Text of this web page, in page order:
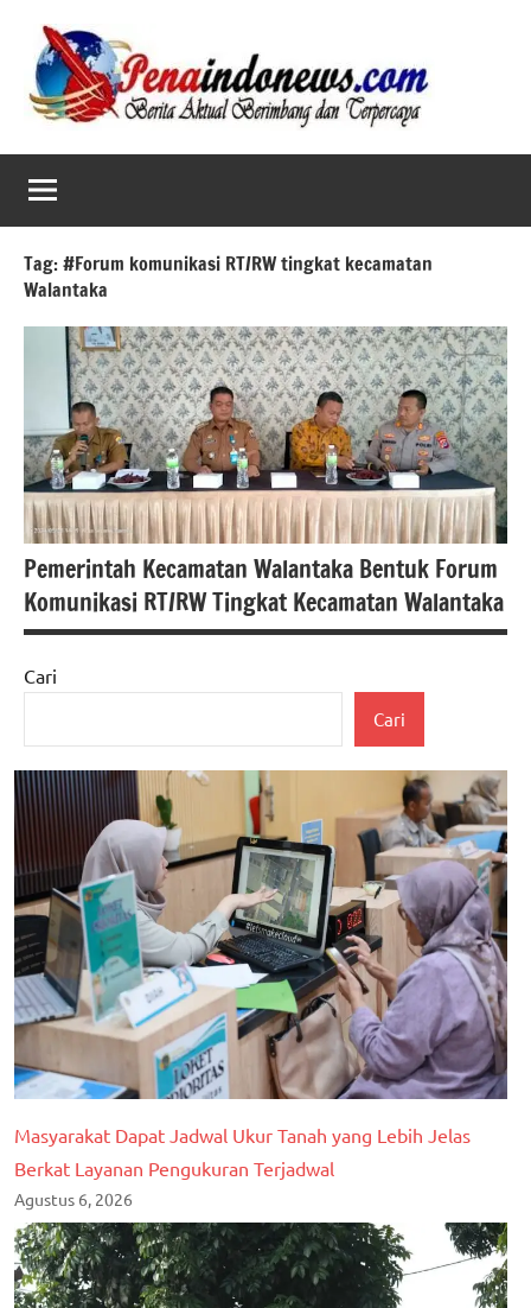
content
Tag:#Forum komunikasi RT/RW tingkat kecamatan
Walantaka
Pemerintah Kecamatan Walantaka Bentuk Forum
Komunikasi RT/RW Tingkat Kecamatan Walantaka
berita
internasional
berita
kecamatan
Walantaka
Berita
kota
serang
nasional
Cari
Cari
Masyarakat Dapat Jadwal Ukur Tanah yang Lebih Jelas
Berkat Layanan Pengukuran Terjadwal
Agustus 6, 2026